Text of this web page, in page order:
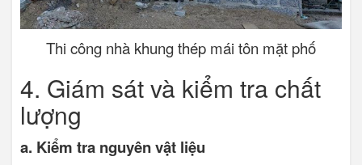
Thi công nhà khung thép mái tôn mặt phố
4. Giám sát và kiểm tra chất
lượng
a. Kiểm tra nguyên vật liệu